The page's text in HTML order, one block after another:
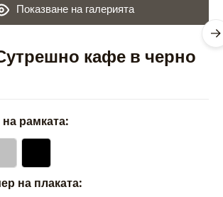
кафе в черно
Показване на галерията
рамката:
на плаката: